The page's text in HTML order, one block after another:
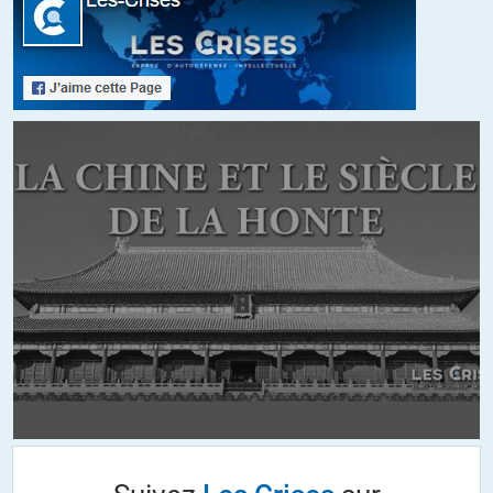
Je partage totalement votre réflexion,c’est volontaire par ce qu’ils
ont pré-choisi leur camp (Ce n’est pas du complotisme que de le
dire!),et il y a t-il vraiment des journalistes qui officient à l’Agence
France Propagande ? Ou,alors ils se sont tellement auto-piégés
qu’ils ont du mal à rétro-pédaler…
Lt Anderson//09.06.2014 à 21h08
Porochenko et le gouvernement de Kiev sont considérés comme
légitimes, donc ce qui est dit et rapporté par Kiev est VRAI.
ALERTER
Charles Michael//09.06.2014 à 21h12
Les journalistes viennent juste après les politiques, d’après